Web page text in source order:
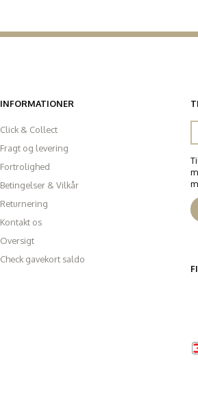
INFORMATIONER
Click & Collect
Fragt og levering
Fortrolighed
Betingelser & Vilkår
Returnering
Kontakt os
Oversigt
Check gavekort saldo